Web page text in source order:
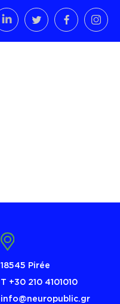
18545 Pirée
Τ +30 210 4101010
info@neuropublic.gr